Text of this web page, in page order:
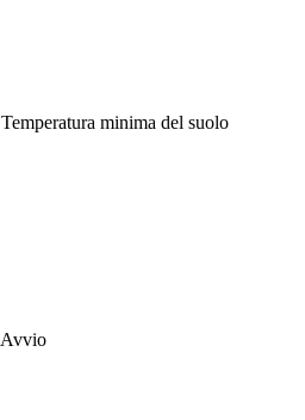
Temperatura minima del suolo
Avvio